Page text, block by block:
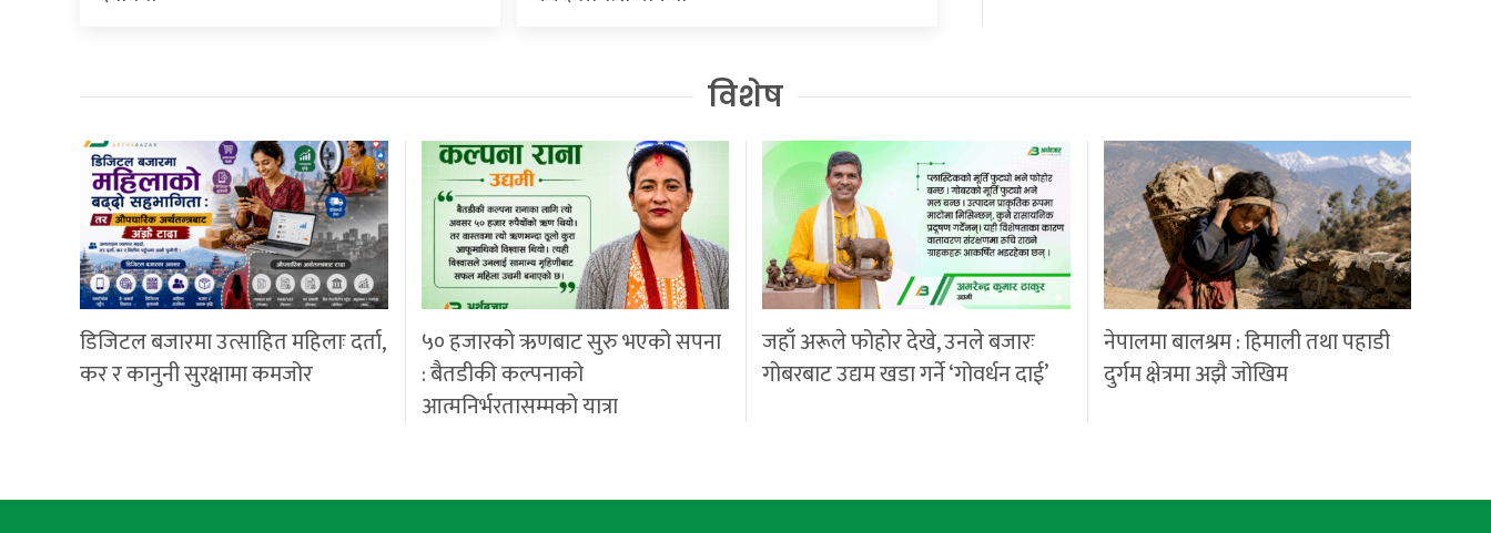
विशेष
डिजिटल बजारमा उत्साहित महिलाः दर्ता,
कर र कानुनी सुरक्षामा कमजोर
५० हजारको ऋणबाट सुरु भएको सपना
: बैतडीकी कल्पनाको
आत्मनिर्भरतासम्मको यात्रा
जहाँ अरूले फोहोर देखे, उनले बजारः
गोबरबाट उद्यम खडा गर्ने ‘गोवर्धन दाई’
नेपालमा बालश्रम : हिमाली तथा पहाडी
दुर्गम क्षेत्रमा अझै जोखिम